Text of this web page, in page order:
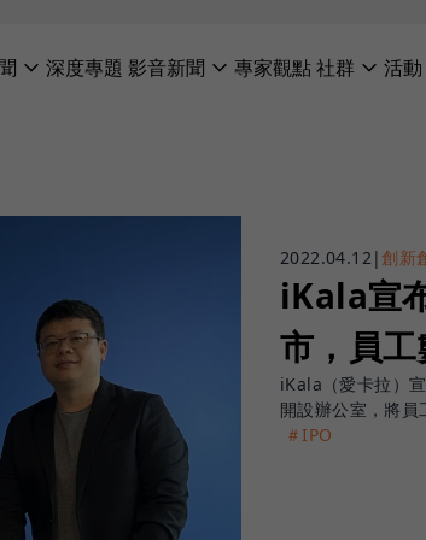
深度專題 影音新聞 專家觀點社群 活動
2022.04.12|創新
iKala宣
市，員
iKala（愛卡拉）
開設辦公室，將員
＃IPO